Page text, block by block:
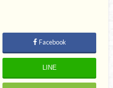
Facebook
LINE